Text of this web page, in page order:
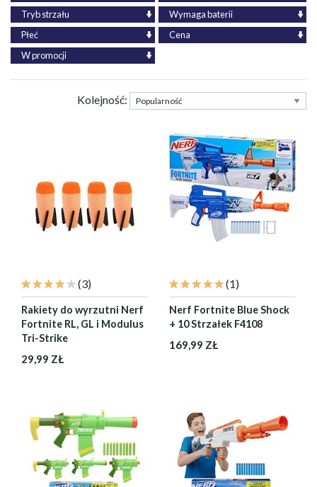
Tryb strzału
Wymaga baterii
Płeć
Cena
W promocji
Kolejność:
(3)
Rakiety do wyrzutni Nerf
Fortnite RL, GL i Modulus
Tri-Strike
29,99 ZŁ
(1)
Nerf Fortnite Blue Shock
+ 10 Strzałek F4108
169,99 ZŁ